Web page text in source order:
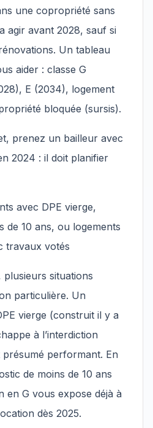
une copropriété sans
agir avant 2028, sauf si
Un tableau
aider : classe G
E (2034), logement
bloquée (sursis).
prenez un bailleur avec
2024 : il doit planifier
avec DPE vierge,
de 10 ans, ou logements
travaux votés
plusieurs situations
particulière. Un
vierge (construit il y a
à l’interdiction
présumé performant. En
de moins de 10 ans
en G vous expose déjà à
dès 2025.